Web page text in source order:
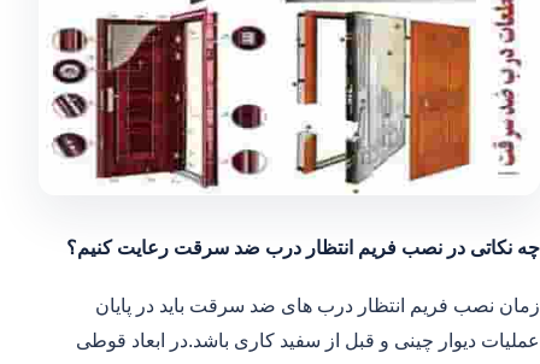
چه نکاتی در نصب فریم انتظار درب ضد سرقت رعایت کنیم؟
زمان نصب فریم انتظار درب های ضد سرقت باید در پایان
عملیات دیوار چینی و قبل از سفید کاری باشد.در ابعاد قوطی